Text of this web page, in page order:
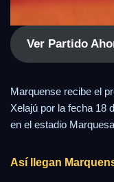
Ver Partido
Marquense recibe el
Xelajú por la fecha 18
en el estadio
Así llegan